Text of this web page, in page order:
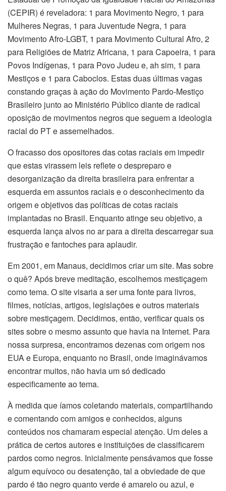
(CEPIR) é reveladora: 1 para Movimento Negro, 1 para
Mulheres Negras, 1 para Juventude Negra, 1 para
Movimento Afro-LGBT, 1 para Movimento Cultural Afro, 2
para Religiões de Matriz Africana, 1 para Capoeira, 1 para
Povos Indígenas, 1 para Povo Judeu e, ah sim, 1 para
Mestiços e 1 para Caboclos. Estas duas últimas vagas
constando graças à ação do Movimento Pardo-Mestiço
Brasileiro junto ao Ministério Público diante de radical
oposição de movimentos negros que seguem a ideologia
racial do PT e assemelhados.
O fracasso dos opositores das cotas raciais em impedir
que estas virassem leis reflete o despreparo e
desorganização da direita brasileira para enfrentar a
esquerda em assuntos raciais e o desconhecimento da
origem e objetivos das políticas de cotas raciais
implantadas no Brasil. Enquanto atinge seu objetivo, a
esquerda lança alvos no ar para a direita descarregar sua
frustração e fantoches para aplaudir.
Em 2001, em Manaus, decidimos criar um site. Mas sobre
o quê? Após breve meditação, escolhemos mestiçagem
como tema. O site visaria a ser uma fonte para livros,
filmes, notícias, artigos, legislações e outros materiais
sobre mestiçagem. Decidimos, então, verificar quais os
sites sobre o mesmo assunto que havia na Internet. Para
nossa surpresa, encontramos dezenas com origem nos
EUA e Europa, enquanto no Brasil, onde imaginávamos
encontrar muitos, não havia um só dedicado
especificamente ao tema.
À medida que íamos coletando materiais, compartilhando
e comentando com amigos e conhecidos, alguns
conteúdos nos chamaram especial atenção. Um deles a
prática de certos autores e instituições de classificarem
pardos como negros. Inicialmente pensávamos que fosse
algum equívoco ou desatenção, tal a obviedade de que
pardo é tão negro quanto verde é amarelo ou azul, e